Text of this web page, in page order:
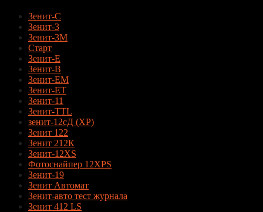
Зенит-С
Зенит-3
Зенит-3М
Старт
Зенит-Е
Зенит-В
Зенит-ЕМ
Зенит-ЕТ
Зенит-11
Зенит-TTL
зенит-12сД (XP)
Зенит 122
Зенит 212К
Зенит-12XS
Фотоснайпер 12XPS
Зенит-19
Зенит Автомат
Зенит-авто тест журнала
Зенит 412 LS